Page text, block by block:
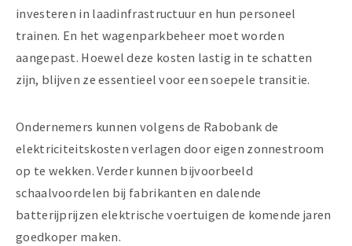
investeren in laadinfrastructuur en hun personeel
trainen. En het wagenparkbeheer moet worden
aangepast. Hoewel deze kosten lastig in te schatten
zijn, blijven ze essentieel voor een soepele transitie.
Ondernemers kunnen volgens de Rabobank de
elektriciteitskosten verlagen door eigen zonnestroom
op te wekken. Verder kunnen bijvoorbeeld
schaalvoordelen bij fabrikanten en dalende
batterijprijzen elektrische voertuigen de komende jaren
goedkoper maken.